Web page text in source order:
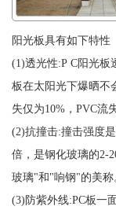
阳光板具有如下特性
(1)透光性:P C阳光板
板在太阳光下爆晒不
失仅为10%，PVC流
(2)抗撞击:撞击强度
倍，是钢化玻璃的2-
玻璃"和"响钢"的美称
(3)防紫外线:PC板一